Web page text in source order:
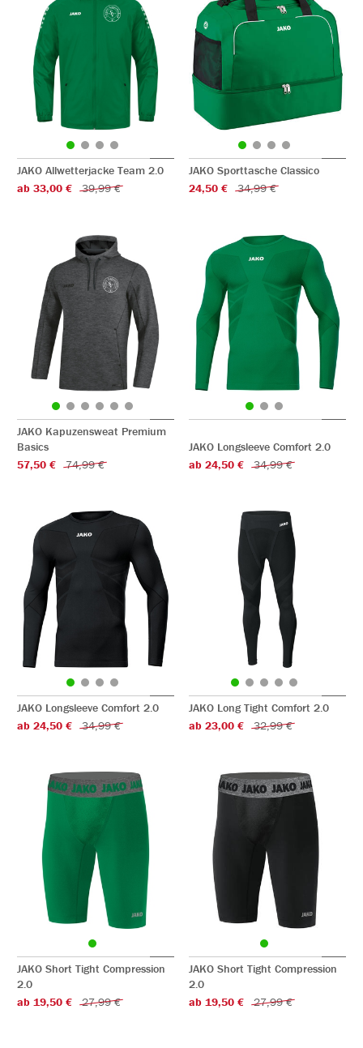
JAKO Allwetterjacke Team 2.0
ab 33,00 €
39,99 €
JAKO Sporttasche Classico
24,50 €
34,99 €
JAKO Kapuzensweat Premium
Basics
57,50 €
74,99 €
JAKO Longsleeve Comfort 2.0
ab 24,50 €
34,99 €
JAKO Longsleeve Comfort 2.0
ab 24,50 €
34,99 €
JAKO Long Tight Comfort 2.0
ab 23,00 €
32,99 €
JAKO Short Tight Compression
2.0
ab 19,50 €
27,99 €
JAKO Short Tight Compression
2.0
ab 19,50 €
27,99 €